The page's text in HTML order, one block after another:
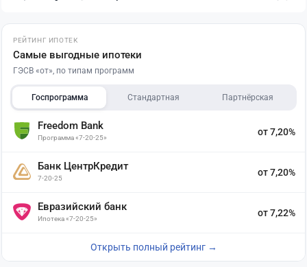
РЕЙТИНГ ИПОТЕК
Самые выгодные ипотеки
ГЭСВ «от», по типам программ
Госпрограмма Стандартная Партнёрская
Freedom Bank
Программа «7-20-25»
от 7,20%
Банк ЦентрКредит
7-20-25
от 7,20%
Евразийский банк
Ипотека «7-20-25»
от 7,22%
Открыть полный рейтинг →